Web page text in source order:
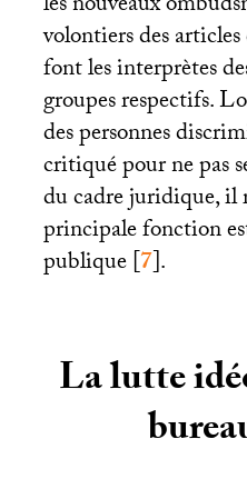
volontiers des articles
font les interprètes
groupes respectifs.
des personnes
critiqué pour ne pas
du cadre juridique, il
principale fonction
publique[7].
La lutte